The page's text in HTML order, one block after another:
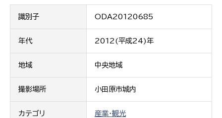
識別子 ODA20120685
年代 2012(平成24)年
地域 中央地域
撮影場所 小田原市城内
カテゴリ
産業・観光